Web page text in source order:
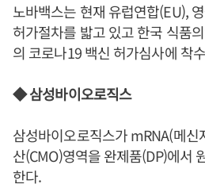
노바백스는 현재 유럽연합(EU),
허가절차를 밟고 있고 한국 식품
의 코로나19 백신 허가심사에 착
◆ 삼성바이오로직스
삼성바이오로직스가 mRNA(메신
산(CMO)영역을 완제품(DP)에서
한다.